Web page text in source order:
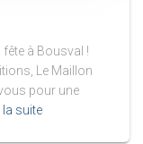
fête à Bousval !
Le Maillon
pour une
la suite